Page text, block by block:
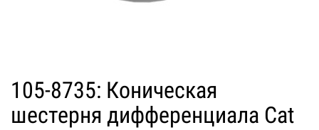
105-8735: Коническая
шестерня дифференциала Cat